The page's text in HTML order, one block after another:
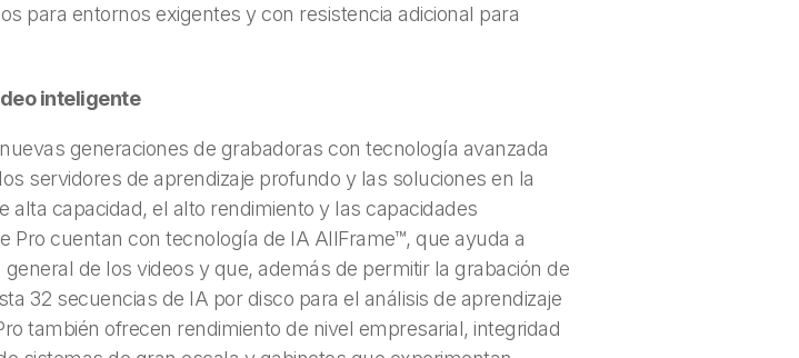
para entornos exigentes y con resistencia adicional para
inteligente
generaciones de grabadoras con tecnología avanzada
servidores de aprendizaje profundo y las soluciones en la
capacidad, el alto rendimiento y las capacidades
Pro cuentan con tecnología de IA AllFrame™, que ayuda a
de los videos y que, además de permitir la grabación de
32 secuencias de IA por disco para el análisis de aprendizaje
también ofrecen rendimiento de nivel empresarial, integridad